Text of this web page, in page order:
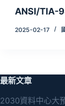
ANSI/TIA-
2025-02-17
最新文章
2030資料中心大